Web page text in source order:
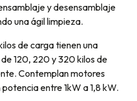
y desensamblaje
una ágil limpieza.
de carga tienen una
120, 220 y 320 kilos de
Contemplan motores
entre 1kW a 1,8 kW.